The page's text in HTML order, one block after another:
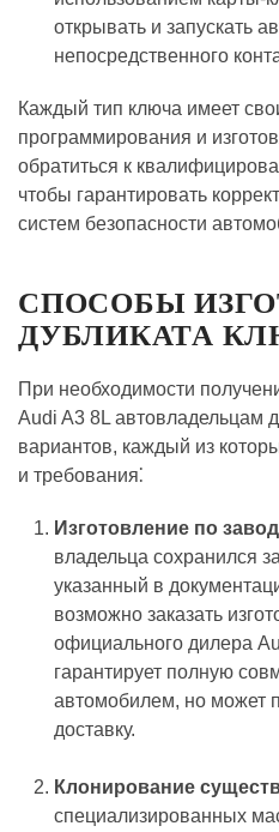
открывать и запускать
непосредственного
Каждый тип ключа имеет
программирования и
обратиться к
чтобы гарантировать
систем безопасности
СПОСОБЫ
ДУБЛИКАТА
При необходимости
Audi A3 8L автовладельцам
вариантов, каждый из
и требования⁚
Изготовление по
владельца сохранился
указанный в
возможно заказать
официального дилера
гарантирует полную
автомобилем, но может
доставку.
Клонирование
специализированных